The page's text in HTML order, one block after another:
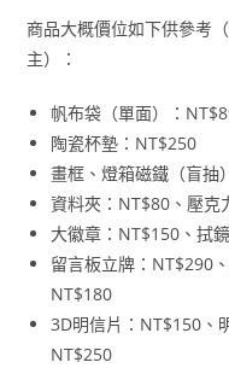
商品大概價位如下供參考
主）：
帆布袋（單面）：
陶瓷杯墊：NT$250
畫框、燈箱磁鐵（盲抽
資料夾：NT$80、壓克
大徽章：NT$150、拭
留言板立牌：NT$290
NT$180
3D明信片：NT$150、
NT$250